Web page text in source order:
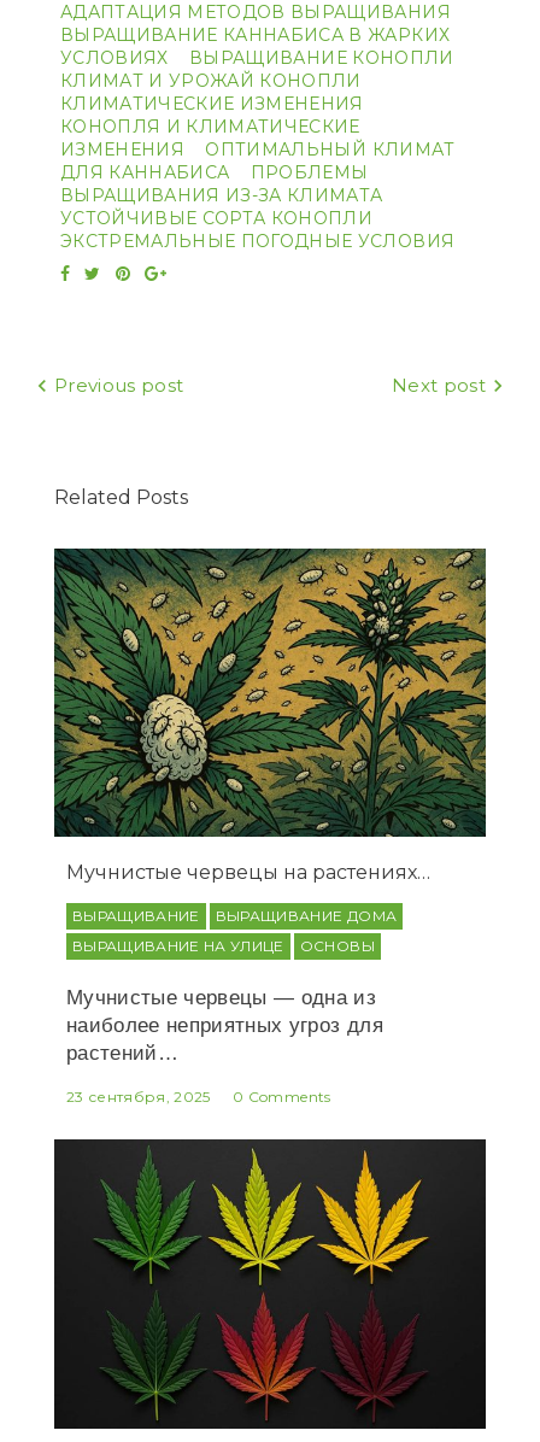
АДАПТАЦИЯ МЕТОДОВ ВЫРАЩИВАНИЯ
ВЫРАЩИВАНИЕ КАННАБИСА В ЖАРКИХ
УСЛОВИЯХ
ВЫРАЩИВАНИЕ КОНОПЛИ
КЛИМАТ И УРОЖАЙ КОНОПЛИ
КЛИМАТИЧЕСКИЕ ИЗМЕНЕНИЯ
КОНОПЛЯ И КЛИМАТИЧЕСКИЕ
ИЗМЕНЕНИЯ
ОПТИМАЛЬНЫЙ КЛИМАТ
ДЛЯ КАННАБИСА
ПРОБЛЕМЫ
ВЫРАЩИВАНИЯ ИЗ-ЗА КЛИМАТА
УСТОЙЧИВЫЕ СОРТА КОНОПЛИ
ЭКСТРЕМАЛЬНЫЕ ПОГОДНЫЕ УСЛОВИЯ
Facebook
TwitterPinterestGoogle+
Навигация
Previous post Next post
Related Posts
Мучнистые червецы на растениях…
ВЫРАЩИВАНИЕ
ВЫРАЩИВАНИЕ ДОМА
ВЫРАЩИВАНИЕ НА УЛИЦЕ
ОСНОВЫ
Мучнистые червецы — одна из
наиболее неприятных угроз для
растений…
23 сентября, 2025 0 Comments